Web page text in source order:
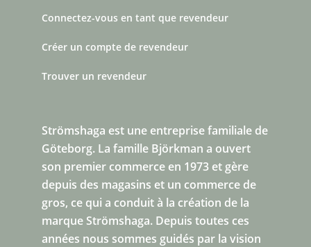
Strömshaga est une entreprise familiale de
Göteborg. La famille Björkman a ouvert
son premier commerce en 1973 et gère
depuis des magasins et un commerce de
gros, ce qui a conduit à la création de la
marque Strömshaga. Depuis toutes ces
années nous sommes guidés par la vision
Connectez-vous en tant que revendeur
Créer un compte de revendeur
Trouver un revendeur